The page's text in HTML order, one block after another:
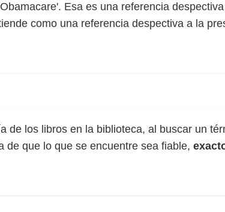
Esa es una referencia
como una referencia despectiva a la
de los libros en la biblioteca, al buscar un
de que lo que se encuentre sea fiable,